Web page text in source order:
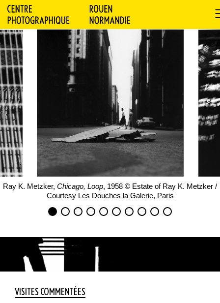
Ray K. Metzker, Chicago, Loop, 1958 © Estate of Ray K. Metzker /
Courtesy Les Douches la Galerie, Paris
VISITES COMMENTÉES